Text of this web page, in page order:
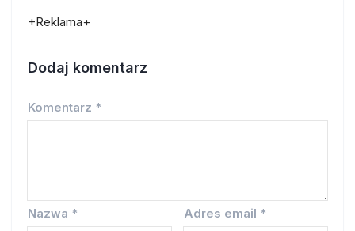
+Reklama+
Dodaj komentarz
Komentarz *
Nazwa * Adres email *